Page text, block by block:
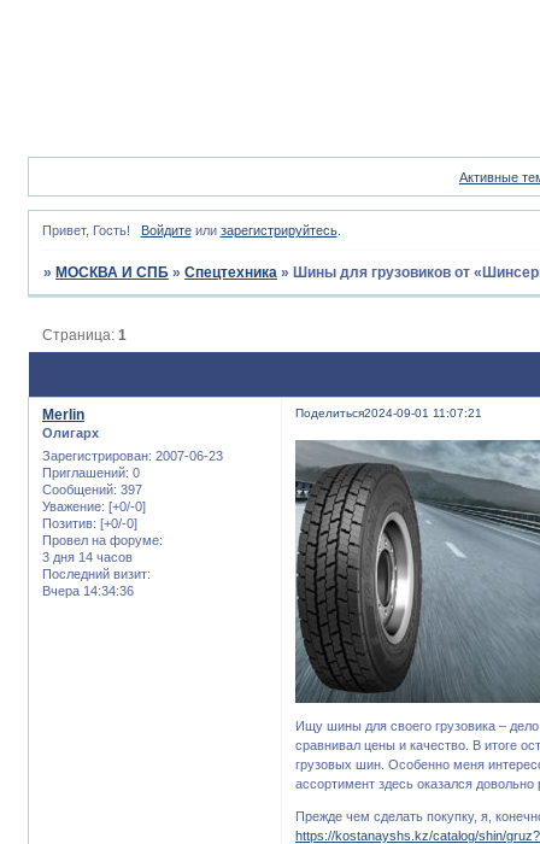
Активные
Привет, Гость! Войдитеили зарегистрируйтесь.
» МОСКВА И СПБ »Спецтехника » Шины для грузовиков от
Страница:1
Поделиться2024-09-01 11:07:21
Merlin
Олигарх
Зарегистрирован: 2007-06-23
Приглашений: 0
Сообщений: 397
Уважение: [+0/-0]
Позитив: [+0/-0]
Провел на форуме:
3 дня 14 часов
Последний визит:
Вчера 14:34:36
Ищу шины для своего грузовика –
сравнивал цены и качество. В итоге
грузовых шин. Особенно меня
ассортимент здесь оказался
Прежде чем сделать покупку, я,
https://kostanayshs.kz/catalog/shin/